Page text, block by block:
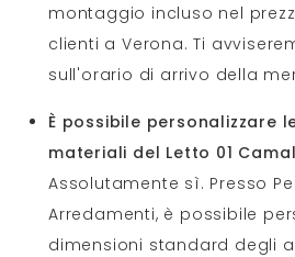
montaggio incluso nel
clienti a Verona. Ti
sull'orario di arrivo della
È possibile personalizzare
materiali del Letto 01
Assolutamente sì. Presso
Arredamenti, è possibile
dimensioni standard degli